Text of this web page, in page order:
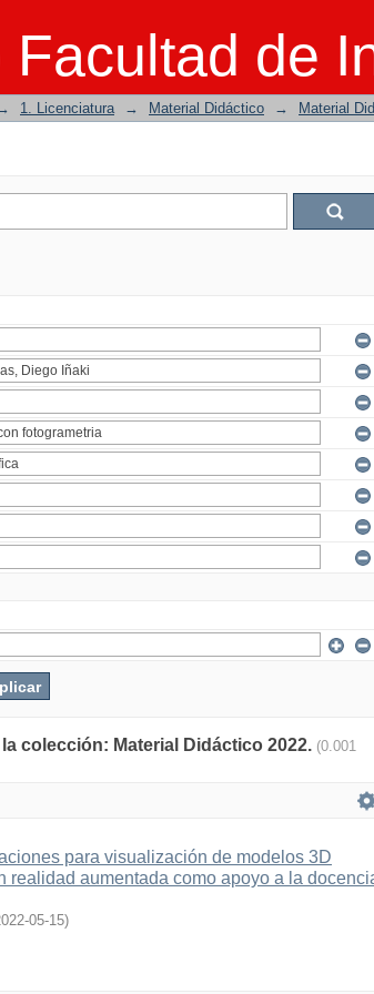
Facultad de
1. Licenciatura → Material Didáctico → Material
colección: Material Didáctico 2022. (0.001
para visualización de modelos 3D
realidad aumentada como apoyo a la
05-15)